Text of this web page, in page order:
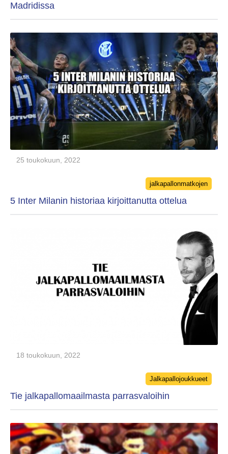
Madridissa
25 toukokuun, 2022
Categories
jalkapallonmatkojen
5 Inter Milanin historiaa kirjoittanutta ottelua
18 toukokuun, 2022
Categories
Jalkapallojoukkueet
Tie jalkapallomaailmasta parrasvaloihin